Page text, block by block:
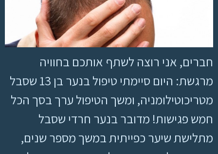
חברים, אני רוצה לשתף אותכם בחוויה
מרגשת: היום סיימתי טיפול בנער בן 13 שסבל
מטריכוטילומניה, ומשך הטיפול ערך בסך הכל
חמש פגישות! מדובר בנער חרדי שסבל
מתלישת שיער כפייתית במשך מספר שנים,